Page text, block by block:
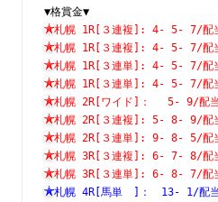
▼格賞金▼
札幌 1R[３連複]: 4- 5-
札幌 1R[３連複]: 4- 5-
札幌 1R[３連単]: 4- 5-
札幌 1R[３連単]: 4- 5-
札幌 2R[ワイド]：　 5-
札幌 2R[３連複]: 5- 8-
札幌 2R[３連単]: 9- 8-
札幌 3R[３連複]: 6- 7-
札幌 3R[３連単]: 6- 8-
札幌 4R[馬単　]：　